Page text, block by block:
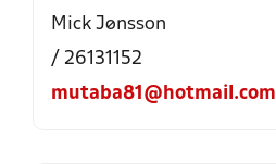
Mick Jønsson
/ 26131152
mutaba81@hotmail.com